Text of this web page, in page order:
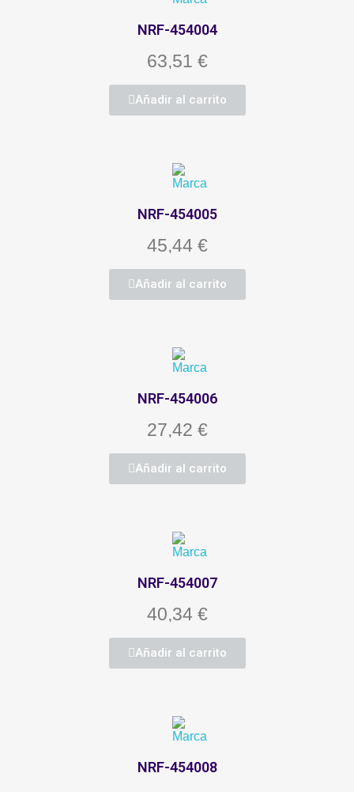
NRF-454004
63,51 €
Añadir al carrito
NRF-454005
45,44 €
Añadir al carrito
NRF-454006
27,42 €
Añadir al carrito
NRF-454007
40,34 €
Añadir al carrito
NRF-454008